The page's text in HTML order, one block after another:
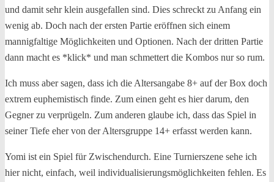
und damit sehr klein ausgefallen sind. Dies schreckt zu Anfang ein
wenig ab. Doch nach der ersten Partie eröffnen sich einem
mannigfaltige Möglichkeiten und Optionen. Nach der dritten Partie
dann macht es *klick* und man schmettert die Kombos nur so rum.
Ich muss aber sagen, dass ich die Altersangabe 8+ auf der Box doch
extrem euphemistisch finde. Zum einen geht es hier darum, den
Gegner zu verprügeln. Zum anderen glaube ich, dass das Spiel in
seiner Tiefe eher von der Altersgruppe 14+ erfasst werden kann.
Yomi ist ein Spiel für Zwischendurch. Eine Turnierszene sehe ich
hier nicht, einfach, weil individualisierungsmöglichkeiten fehlen. Es